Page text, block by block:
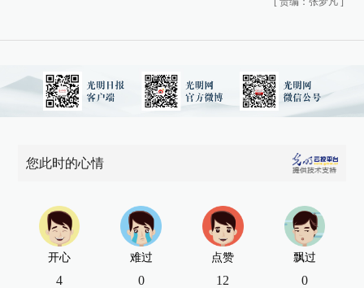
您此时的心情
开心
4
难过
0
点赞
12
飘过
0